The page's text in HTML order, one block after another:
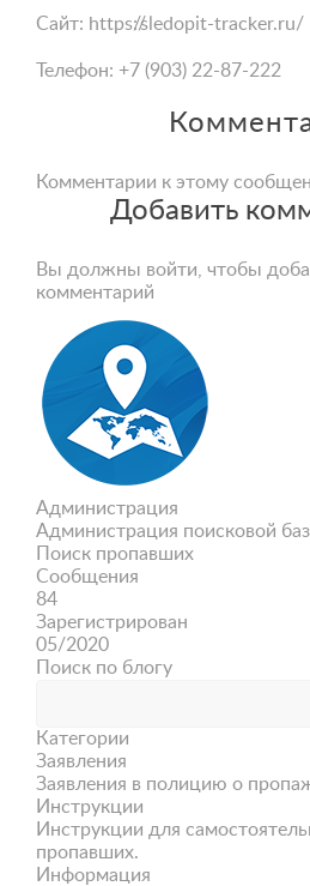
Сайт: https://sledopit-tracker.ru/
Телефон: +7 (903) 22-87-222
Комментарии к этому
Добавить
Вы должны войти, чтобы
комментарий
Администрация
Администрация поисковой
Поиск пропавших
Сообщения
84
Зарегистрирован
05/2020
Поиск по блогу
Категории
Заявления
Заявления в полицию о
Инструкции
Инструкции для
пропавших.
Информация